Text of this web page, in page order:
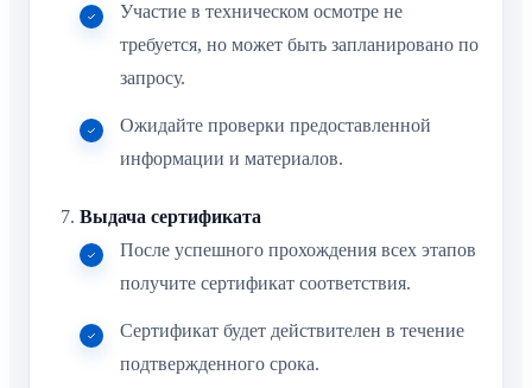
Участие в техническом осмотре не
требуется, но может быть запланировано по
запросу.
Ожидайте проверки предоставленной
информации и материалов.
Выдача сертификата
После успешного прохождения всех этапов
получите сертификат соответствия.
Сертификат будет действителен в течение
подтвержденного срока.